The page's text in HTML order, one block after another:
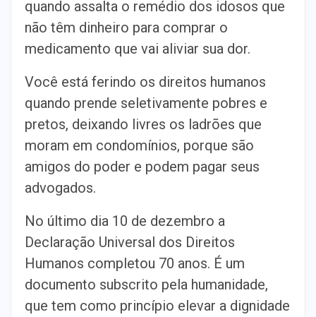
quando assalta o remédio dos idosos que
não têm dinheiro para comprar o
medicamento que vai aliviar sua dor.
Você está ferindo os direitos humanos
quando prende seletivamente pobres e
pretos, deixando livres os ladrões que
moram em condomínios, porque são
amigos do poder e podem pagar seus
advogados.
No último dia 10 de dezembro a
Declaração Universal dos Direitos
Humanos completou 70 anos. É um
documento subscrito pela humanidade,
que tem como princípio elevar a dignidade